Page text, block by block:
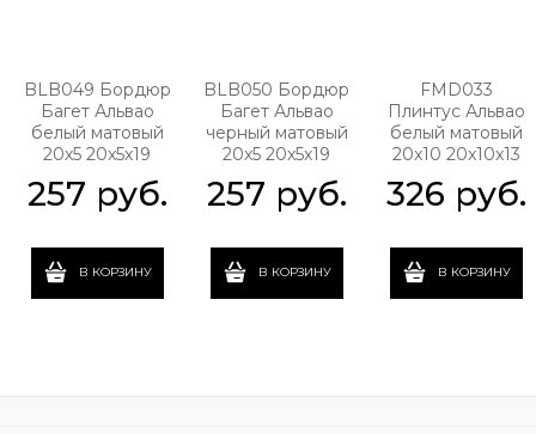
BLB049 Бордюр
Багет Альвао
белый матовый
20х5 20x5x19
257 руб.
В КОРЗИНУ
BLB050 Бордюр
Багет Альвао
черный матовый
20х5 20x5x19
257 руб.
В КОРЗИНУ
FMD033
Плинтус Альвао
белый матовый
20x10 20x10x13
326 руб.
В КОРЗИНУ